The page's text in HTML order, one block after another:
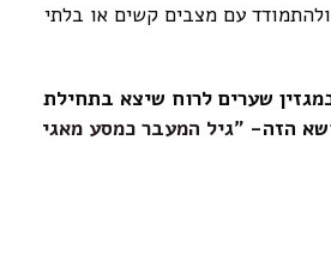
עם מצבים קשים או בלתי
שערים לרוח שיצא בתחילת
הזה- "גיל המעבר כמסע מאגי